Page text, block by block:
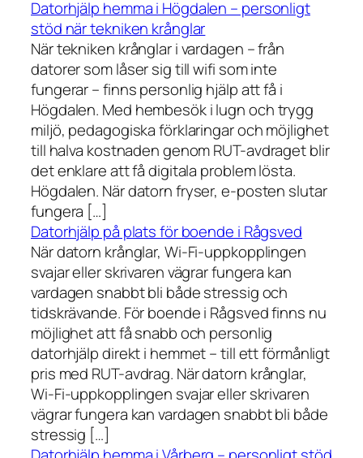
Datorhjälp hemma i Högdalen – personligt
stöd när tekniken krånglar
När tekniken krånglar i vardagen – från
datorer som låser sig till wifi som inte
fungerar – finns personlig hjälp att få i
Högdalen. Med hembesök i lugn och trygg
miljö, pedagogiska förklaringar och möjlighet
till halva kostnaden genom RUT-avdraget blir
det enklare att få digitala problem lösta.
Högdalen. När datorn fryser, e-posten slutar
fungera […]
Datorhjälp på plats för boende i Rågsved
När datorn krånglar, Wi-Fi-uppkopplingen
svajar eller skrivaren vägrar fungera kan
vardagen snabbt bli både stressig och
tidskrävande. För boende i Rågsved finns nu
möjlighet att få snabb och personlig
datorhjälp direkt i hemmet – till ett förmånligt
pris med RUT-avdrag. När datorn krånglar,
Wi-Fi-uppkopplingen svajar eller skrivaren
vägrar fungera kan vardagen snabbt bli både
stressig […]